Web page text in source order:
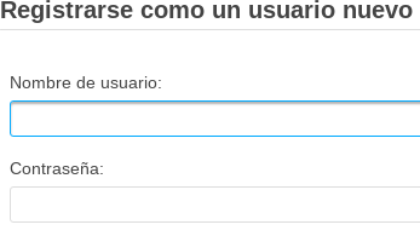
Registrarse como un usuario nuevo
Nombre de usuario:
Contraseña: